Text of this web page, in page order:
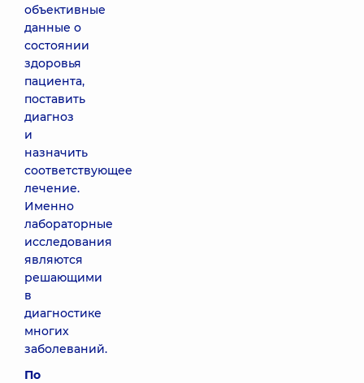
объективные
данные о
состоянии
здоровья
пациента,
поставить
диагноз
и
назначить
соответствующее
лечение.
Именно
лабораторные
исследования
являются
решающими
в
диагностике
многих
заболеваний.
По